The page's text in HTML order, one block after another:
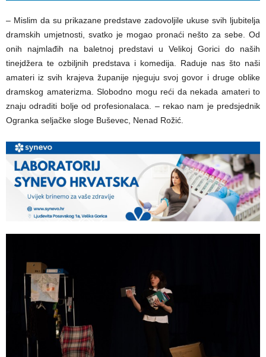
– Mislim da su prikazane predstave zadovoljile ukuse svih ljubitelja
dramskih umjetnosti, svatko je mogao pronaći nešto za sebe. Od
onih najmlađih na baletnoj predstavi u Velikoj Gorici do naših
tinejdžera te ozbiljnih predstava i komedija. Raduje nas što naši
amateri iz svih krajeva županije njeguju svoj govor i druge oblike
dramskog amaterizma. Slobodno mogu reći da nekada amateri to
znaju odraditi bolje od profesionalaca. – rekao nam je predsjednik
Ogranka seljačke sloge Buševec, Nenad Rožić.